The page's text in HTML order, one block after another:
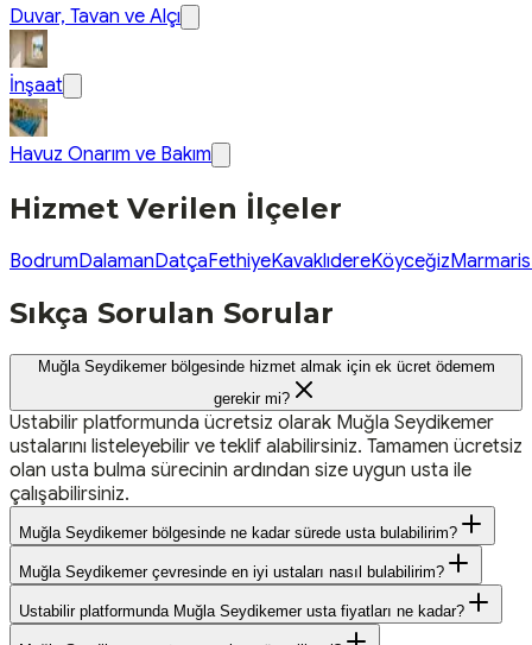
Duvar, Tavan ve Alçı
İnşaat
Havuz Onarım ve Bakım
Hizmet Verilen İlçeler
BodrumDalamanDatçaFethiyeKavaklıdereKöyceğizMarmaris
Sıkça Sorulan Sorular
Muğla Seydikemer bölgesinde hizmet almak için ek ücret ödemem
gerekir mi?
Ustabilir platformunda ücretsiz olarak Muğla Seydikemer
ustalarını listeleyebilir ve teklif alabilirsiniz. Tamamen ücretsiz
olan usta bulma sürecinin ardından size uygun usta ile
çalışabilirsiniz.
Muğla Seydikemer bölgesinde ne kadar sürede usta bulabilirim?
Muğla Seydikemer çevresinde en iyi ustaları nasıl bulabilirim?
Ustabilir platformunda Muğla Seydikemer usta fiyatları ne kadar?